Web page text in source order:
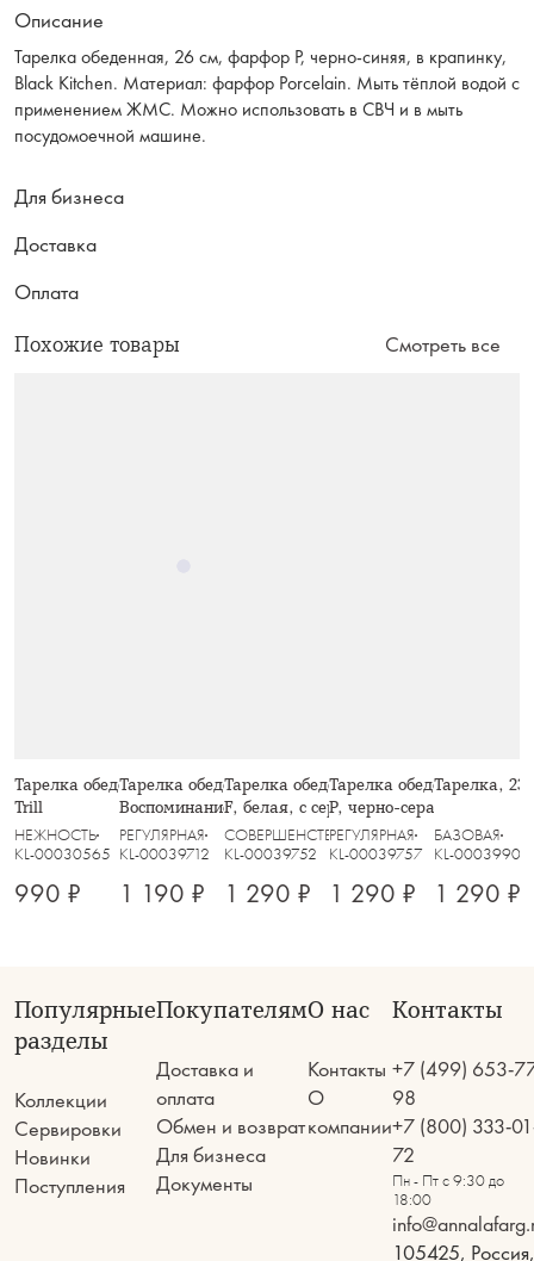
Описание
Тарелка обеденная, 26 см, фарфор P, черно-синяя, в крапинку,
Black Kitchen. Материал: фарфор Рorcelain. Мыть тёплой водой с
применением ЖМС. Можно использовать в СВЧ и в мыть
посудомоечной машине.
Для бизнеса
Доставка
Оплата
Похожие товары Смотреть все
Тарелка обеденная, 26 см, стекло Р,
Trill
НЕЖНОСТЬ
KL-00030565
990 ₽
Тарелка обеденная, 27,5 см,
Воспоминание
РЕГУЛЯРНАЯ
KL-00039712
1 190 ₽
Тарелка обеденная, 26,5 см, фарфор
F, белая, с серебристым кантом,
Lotus silver
СОВЕРШЕНСТВО
KL-00039752
1 290 ₽
Тарелка обеденная, 27,5
P, черно-серая, в
РЕГУЛЯРНАЯ
KL-00039757
1 290 ₽
Тарелка,
БАЗОВАЯ
KL-00039900
1 290 ₽
Популярные
разделы
Коллекции
Сервировки
Новинки
Поступления
Покупателям
Доставка и
оплата
Обмен и возврат
Для бизнеса
Документы
О нас
Контакты
О
компании
Контакты
+7 (499) 653-
98
+7 (800) 333-
72
Пн - Пт с 9:30 до
18:00
105425, Россия,